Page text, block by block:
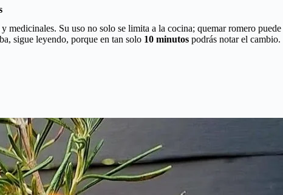
Su uso no solo se limita a la cocina; quemar romero
sigue leyendo, porque en tan solo 10 minutos podrás notar el cambio.